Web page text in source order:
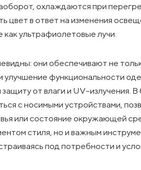
охлаждаются при
цвет в ответ на изменения
ультрафиолетовые лучи.
они обеспечивают не
улучшение функциональности
от влаги и UV-излучения.
с носимыми устройствами,
или состояние окружающей
стиля, но и важным
под потребности и